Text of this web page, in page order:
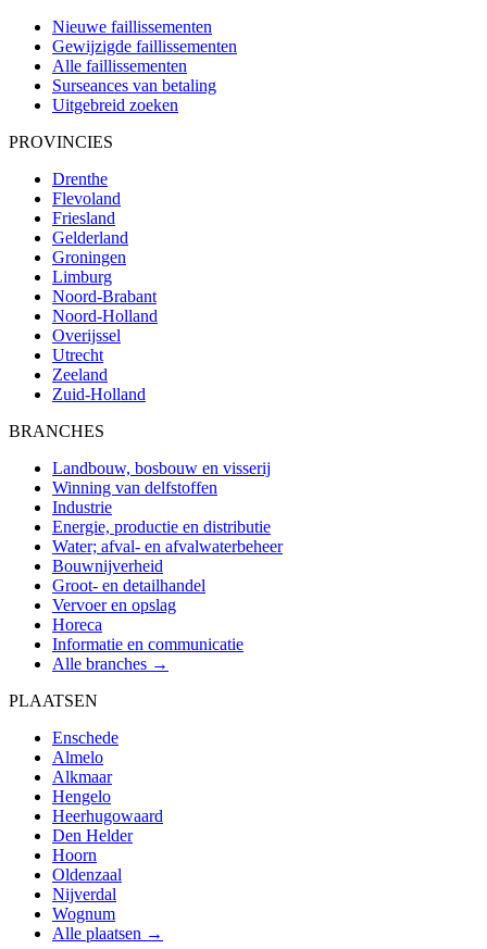
Nieuwe faillissementen
Gewijzigde faillissementen
Alle faillissementen
Surseances van betaling
Uitgebreid zoeken
PROVINCIES
Drenthe
Flevoland
Friesland
Gelderland
Groningen
Limburg
Noord-Brabant
Noord-Holland
Overijssel
Utrecht
Zeeland
Zuid-Holland
BRANCHES
Landbouw, bosbouw en visserij
Winning van delfstoffen
Industrie
Energie, productie en distributie
Water; afval- en afvalwaterbeheer
Bouwnijverheid
Groot- en detailhandel
Vervoer en opslag
Horeca
Informatie en communicatie
Alle branches →
PLAATSEN
Enschede
Almelo
Alkmaar
Hengelo
Heerhugowaard
Den Helder
Hoorn
Oldenzaal
Nijverdal
Wognum
Alle plaatsen →